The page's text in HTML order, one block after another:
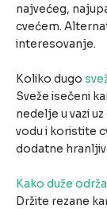
najvećeg,
cvećem.
interesovanje.
Koliko dugo
Sveže isečeni
nedelje u vazi
vodu i koristite
dodatne
Kako duže
Držite rezane